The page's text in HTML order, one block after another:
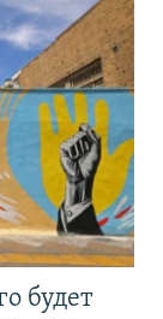
будет